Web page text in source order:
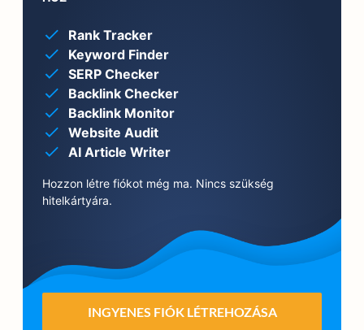
Rank Tracker
Keyword Finder
SERP Checker
Backlink Checker
Backlink Monitor
Website Audit
AI Article Writer
Hozzon létre fiókot még ma. Nincs szükség
hitelkártyára.
INGYENES FIÓK LÉTREHOZÁSA